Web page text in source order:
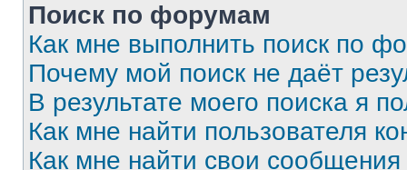
Поиск по форумам
Как мне выполнить поиск по
Почему мой поиск не даёт
В результате моего поиска я
Как мне найти пользователя
Как мне найти свои